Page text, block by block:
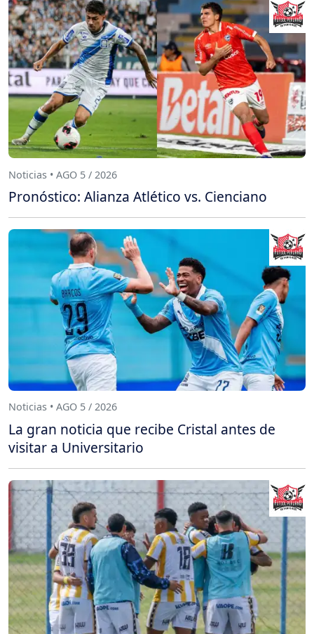
Noticias • AGO 5 / 2026
Pronóstico: Alianza Atlético vs. Cienciano
Noticias • AGO 5 / 2026
La gran noticia que recibe Cristal antes de
visitar a Universitario